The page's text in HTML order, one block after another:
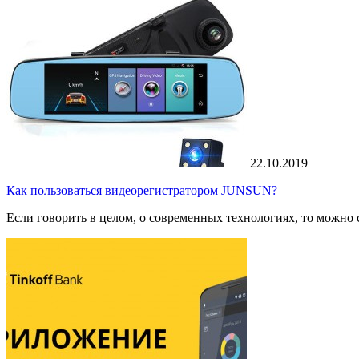
22.10.2019
Как пользоваться видеорегистратором JUNSUN?
Если говорить в целом, о современных технологиях, то